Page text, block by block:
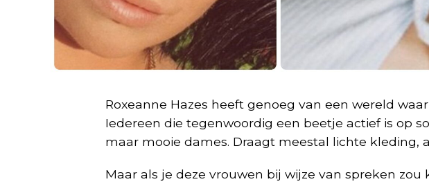
Roxeanne Hazes heeft genoeg van een wereld
Iedereen die tegenwoordig een beetje actief is op
maar mooie dames. Draagt ​​meestal lichte kleding,
Maar als je deze vrouwen bij wijze van spreken